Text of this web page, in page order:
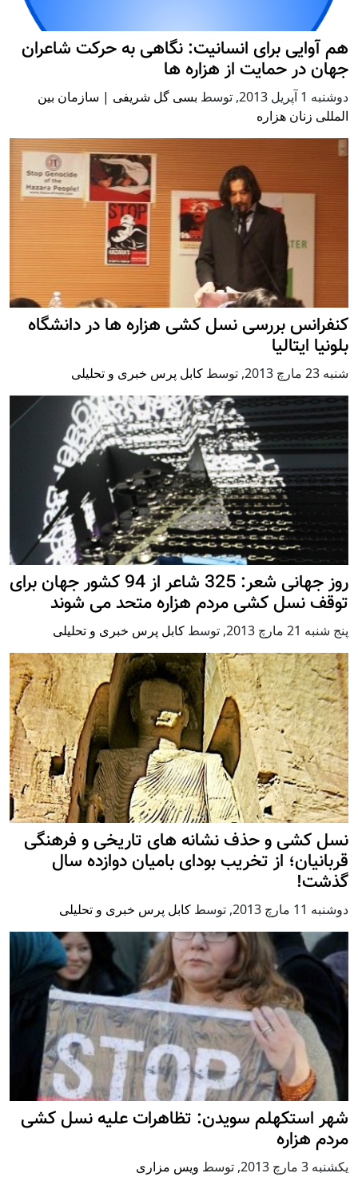
هم آوایی برای انسانیت: نگاهی به حرکت شاعران
جهان در حمایت از هزاره ها
دوشنبه 1 آپریل 2013 , توسط بسی گل شریفی | سازمان بین
المللی زنان هزاره
کنفرانس بررسی نسل کشی هزاره ها در دانشگاه
بلونیا ایتالیا
شنبه 23 مارچ 2013 , توسط کابل پرس خبری و تحلیلی
روز جهانی شعر: 325 شاعر از 94 کشور جهان برای
توقف نسل کشی مردم هزاره متحد می شوند
پنج شنبه 21 مارچ 2013 , توسط کابل پرس خبری و تحلیلی
نسل کشی و حذف نشانه های تاریخی و فرهنگی
قربانیان؛ از تخریب بودای بامیان دوازده سال
گذشت!
دوشنبه 11 مارچ 2013 , توسط کابل پرس خبری و تحلیلی
شهر استکهلم سویدن: تظاهرات علیه نسل کشی
مردم هزاره
يكشنبه 3 مارچ 2013 , توسط ویس مزاری